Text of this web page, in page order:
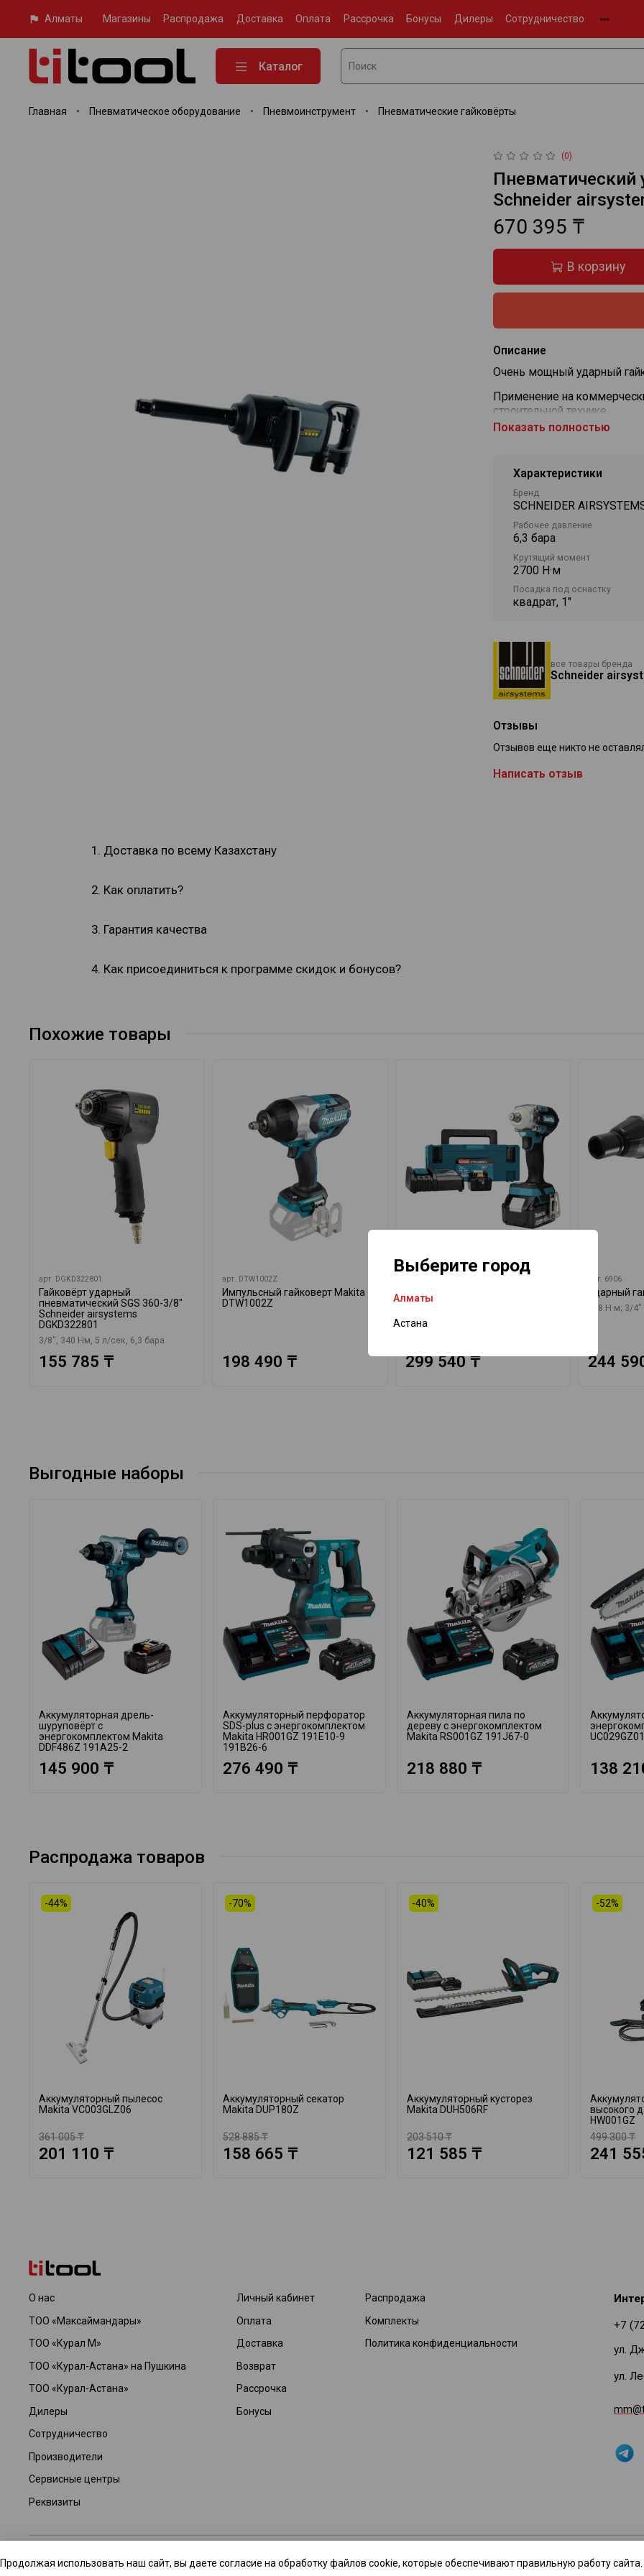
Алматы Магазины Распродажа Доставка Оплата Рассрочка Бонусы Дилеры Сотрудничество
Каталог
Выберите город
Алматы
Астана
Главная Пневматическое оборудование Пневмоинструмент Пневматические гайковёрты
(0)
Пневматический
Schneider
670 395 ₸
В корзину
Описание
Очень мощный ударный
Применение на
строительной технике
Мощный двухмолотковый
Дополнительная ручка
Длинный 1-дюймовый
колесами
Шпиндель с отверстием
Показать полностью
Характеристики
Бренд
SCHNEIDER
Рабочее давление
6,3 бара
Крутящий момент
2700 Н·м
Посадка под оснастку
квадрат, 1"
все товары бренда
Schneider
Отзывы
Отзывов еще никто не
Написать отзыв
1. Доставка по всему Казахстану
2. Как оплатить?
3. Гарантия качества
4. Как присоединиться к программе скидок и бонусов?
Похожие товары
арт. DGKD322801
Гайковёрт ударный
пневматический SGS 360-3/8"
Schneider airsystems
DGKD322801
3/8", 340 Нм, 5 л/сек, 6,3 бара
155 785 ₸
арт. DTW1002Z
Импульсный гайковерт Makita
DTW1002Z
198 490 ₸
Makita DTW300RTJ
299 540 ₸
арт. 6906
Ударный
588 Н·м; 3/4"
244
Выгодные наборы
Аккумуляторная дрель-
шуруповёрт с
энергокомплектом Makita
DDF486Z 191A25-2
145 900 ₸
Аккумуляторный перфоратор
SDS-plus с энергокомплектом
Makita HR001GZ 191E10-9
191B26-6
276 490 ₸
Аккумуляторная пила по
дереву с энергокомплектом
Makita RS001GZ 191J67-0
218 880 ₸ 138
Распродажа товаров
-44%
Аккумуляторный пылесос
Makita VC003GLZ06
361 005 ₸
201 110 ₸
-70%
Аккумуляторный секатор
Makita DUP180Z
528 885 ₸
158 665 ₸
-40%
Аккумуляторный кусторез
Makita DUH506RF
203 510 ₸
121 585 ₸
-52%
высокого
HW001GZ
499 300 ₸
241
О нас
ТОО «Максаймандары»
ТОО «Курал М»
ТОО «Курал-Астана» на Пушкина
ТОО «Курал-Астана»
Дилеры
Сотрудничество
Производители
Сервисные центры
Реквизиты
Личный кабинет
Оплата
Доставка
Возврат
Рассрочка
Бонусы
Распродажа
Комплекты
Политика конфиденциальности
+7
ул.
ул.
© 2026 Интернет-магазин TITOOL GROUP. Все права защищены. Данное предложение не является публичной офертой. Производитель
технические изменения и ошибки. Для получения уточненной информации звоните по телефону: +7(727) 378-69-12
Продолжая использовать наш сайт, вы даете согласие на обработку файлов cookie, которые обеспечивают правильную работу сайта.